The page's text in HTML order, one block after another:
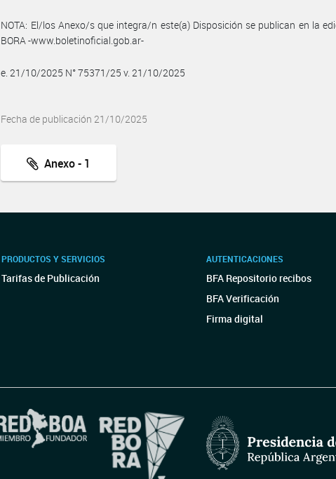
NOTA: El/los Anexo/s que integra/n este(a) Disposición se publican en la
BORA -www.boletinoficial.gob.ar-
e. 21/10/2025 N° 75371/25 v. 21/10/2025
Fecha de publicación 21/10/2025
Anexo - 1
PRODUCTOS Y SERVICIOS
Tarifas de Publicación
AUTENTICACIONES
BFA Repositorio recibos
BFA Verificación
Firma digital